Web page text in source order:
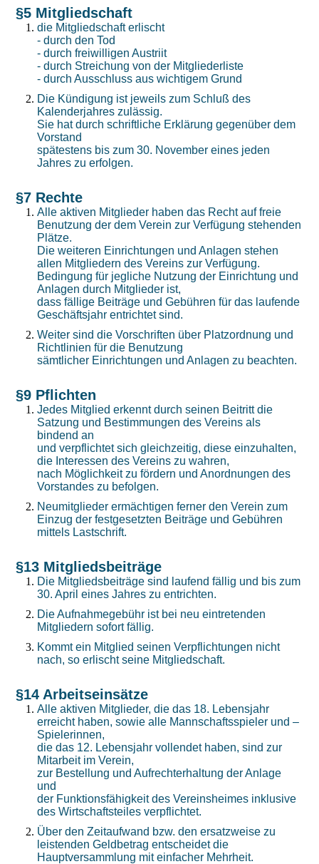
§5 Mitgliedschaft
die Mitgliedschaft erlischt
- durch den Tod
- durch freiwilligen Austriit
- durch Streichung von der Mitgliederliste
- durch Ausschluss aus wichtigem Grund
Die Kündigung ist jeweils zum Schluß des
Kalenderjahres zulässig.
Sie hat durch schriftliche Erklärung gegenüber dem
Vorstand
spätestens bis zum 30. November eines jeden
Jahres zu erfolgen.
§7 Rechte
Alle aktiven Mitglieder haben das Recht auf freie
Benutzung der dem Verein zur Verfügung stehenden
Plätze.
Die weiteren Einrichtungen und Anlagen stehen
allen Mitgliedern des Vereins zur Verfügung.
Bedingung für jegliche Nutzung der Einrichtung und
Anlagen durch Mitglieder ist,
dass fällige Beiträge und Gebühren für das laufende
Geschäftsjahr entrichtet sind.
Weiter sind die Vorschriften über Platzordnung und
Richtlinien für die Benutzung
sämtlicher Einrichtungen und Anlagen zu beachten.
§9 Pflichten
Jedes Mitglied erkennt durch seinen Beitritt die
Satzung und Bestimmungen des Vereins als
bindend an
und verpflichtet sich gleichzeitig, diese einzuhalten,
die Interessen des Vereins zu wahren,
nach Möglichkeit zu fördern und Anordnungen des
Vorstandes zu befolgen.
Neumitglieder ermächtigen ferner den Verein zum
Einzug der festgesetzten Beiträge und Gebühren
mittels Lastschrift.
§13 Mitgliedsbeiträge
Die Mitgliedsbeiträge sind laufend fällig und bis zum
30. April eines Jahres zu entrichten.
Die Aufnahmegebühr ist bei neu eintretenden
Mitgliedern sofort fällig.
Kommt ein Mitglied seinen Verpflichtungen nicht
nach, so erlischt seine Mitgliedschaft.
§14 Arbeitseinsätze
Alle aktiven Mitglieder, die das 18. Lebensjahr
erreicht haben, sowie alle Mannschaftsspieler und –
Spielerinnen,
die das 12. Lebensjahr vollendet haben, sind zur
Mitarbeit im Verein,
zur Bestellung und Aufrechterhaltung der Anlage
und
der Funktionsfähigkeit des Vereinsheimes inklusive
des Wirtschaftsteiles verpflichtet.
Über den Zeitaufwand bzw. den ersatzweise zu
leistenden Geldbetrag entscheidet die
Hauptversammlung mit einfacher Mehrheit.